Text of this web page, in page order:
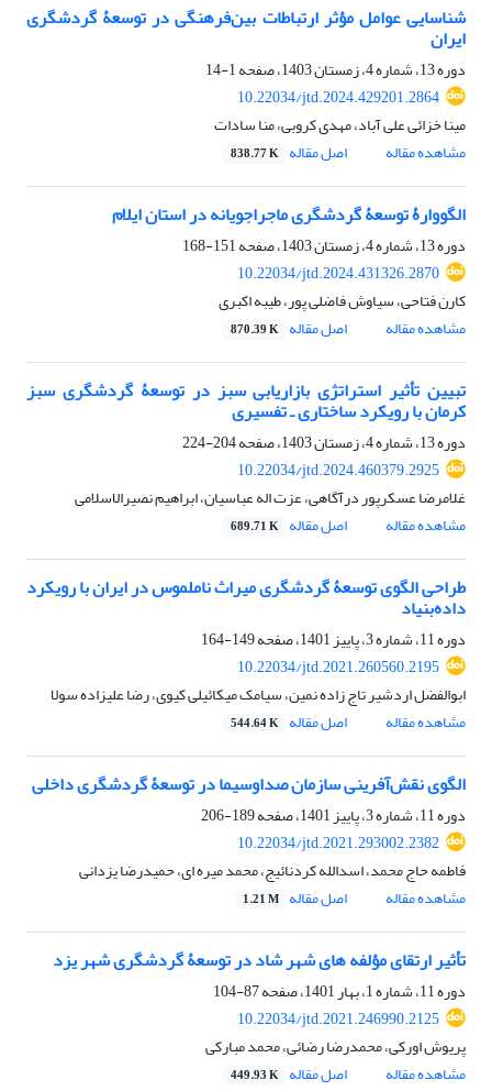
شناسایی عوامل مؤثر ارتباطات بین‌فرهنگی در توسعۀ گردشگری
ایران
دوره 13، شماره 4، زمستان 1403، صفحه
1-14
10.22034/jtd.2024.429201.2864
مینا خزائی علی آباد، مهدی کروبی، منا سادات
مشاهده مقاله
اصل مقاله 838.77 K
الگووارۀ توسعۀ گردشگری ماجراجویانه در استان ایلام
دوره 13، شماره 4، زمستان 1403، صفحه
151-168
10.22034/jtd.2024.431326.2870
کارن فتاحی، سیاوش فاضلی پور، طیبه اکبری
مشاهده مقاله
اصل مقاله 870.39 K
تبیین تأثیر استراتژی بازاریابی سبز در توسعۀ گردشگری سبز
کرمان با رویکرد ساختاری‌ ـ تفسیری
دوره 13، شماره 4، زمستان 1403، صفحه
204-224
10.22034/jtd.2024.460379.2925
غلامرضا عسکرپور درآگاهی، عزت اله عباسیان، ابراهیم نصیرالاسلامی
مشاهده مقاله
اصل مقاله 689.71 K
طراحی الگوی توسعۀ گردشگری میراث ناملموس در ایران با رویکرد
داده‌بنیاد
دوره 11، شماره 3، پاییز 1401، صفحه
149-164
10.22034/jtd.2021.260560.2195
ابوالفضل اردشیر تاج زاده نمین، سیامک میکائیلی کیوی، رضا علیزاده سولا
مشاهده مقاله
اصل مقاله 544.64 K
الگوی نقش‌آفرینی سازمان صداوسیما در توسعۀ گردشگری داخلی
دوره 11، شماره 3، پاییز 1401، صفحه
189-206
10.22034/jtd.2021.293002.2382
فاطمه حاج محمد، اسدالله کردنائیج، محمد میره ای، حمیدرضا یزدانی
مشاهده مقاله
اصل مقاله 1.21 M
تأثیر ارتقای مؤلفه‏ های شهر شاد در توسعۀ گردشگری شهر یزد
دوره 11، شماره 1، بهار 1401، صفحه
87-104
10.22034/jtd.2021.246990.2125
پریوش اورکی، محمدرضا رضائی، محمد مبارکی
مشاهده مقاله
اصل مقاله 449.93 K